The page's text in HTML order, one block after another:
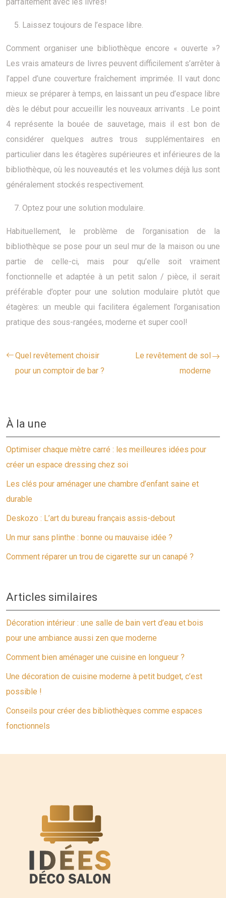
Laissez toujours de l’espace libre.
Comment organiser une bibliothèque encore « ouverte »?
Les vrais amateurs de livres peuvent difficilement s’arrêter à
l’appel d’une couverture fraîchement imprimée. Il vaut donc
mieux se préparer à temps, en laissant un peu d’espace libre
dès le début pour accueillir les nouveaux arrivants . Le point
4 représente la bouée de sauvetage, mais il est bon de
considérer quelques autres trous supplémentaires en
particulier dans les étagères supérieures et inférieures de la
bibliothèque, où les nouveautés et les volumes déjà lus sont
généralement stockés respectivement.
Optez pour une solution modulaire.
Habituellement, le problème de l’organisation de la
bibliothèque se pose pour un seul mur de la maison ou une
partie de celle-ci, mais pour qu’elle soit vraiment
fonctionnelle et adaptée à un petit salon / pièce, il serait
préférable d’opter pour une solution modulaire plutôt que
étagères: un meuble qui facilitera également l’organisation
pratique des sous-rangées, moderne et super cool!
Quel revêtement choisir
pour un comptoir de bar ?
Le revêtement de sol
moderne
À la une
Optimiser chaque mètre carré : les meilleures idées pour
créer un espace dressing chez soi
Les clés pour aménager une chambre d’enfant saine et
durable
Deskozo : L’art du bureau français assis-debout
Un mur sans plinthe : bonne ou mauvaise idée ?
Comment réparer un trou de cigarette sur un canapé ?
Articles similaires
Décoration intérieur : une salle de bain vert d’eau et bois
pour une ambiance aussi zen que moderne
Comment bien aménager une cuisine en longueur ?
Une décoration de cuisine moderne à petit budget, c’est
possible !
Conseils pour créer des bibliothèques comme espaces
fonctionnels